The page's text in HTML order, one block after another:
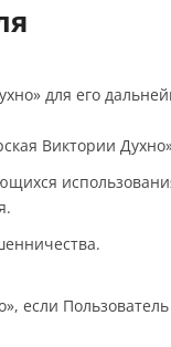
для его
Виктории
если